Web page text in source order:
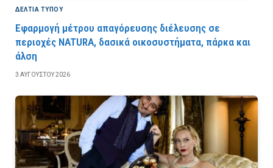
ΔΕΛΤΙΑ ΤΥΠΟΥ
Εφαρμογή μέτρου απαγόρευσης διέλευσης σε
περιοχές NATURA, δασικά οικοσυστήματα, πάρκα και
άλση
3 ΑΥΓΟΎΣΤΟΥ 2026